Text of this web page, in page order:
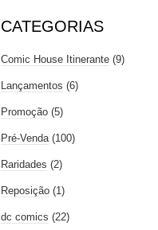
CATEGORIAS
Comic House Itinerante (9)
Lançamentos (6)
Promoção (5)
Pré-Venda (100)
Raridades (2)
Reposição (1)
dc comics (22)